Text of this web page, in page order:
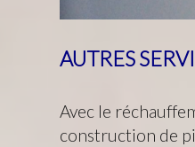
AUTRES
Avec le
construction de